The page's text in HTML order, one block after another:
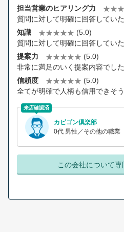
担当営業のヒアリング力
質問に対して明確に回答してい
知識
(5.0)
質問に対して明確に回答してい
提案力
(5.0)
非常に満足のいく提案内容でした
信頼度
(5.0)
全てが明確で人柄も信用できそ
来店確認済
カビゴン倶楽部
0代 男性／その他の職業
この会社について